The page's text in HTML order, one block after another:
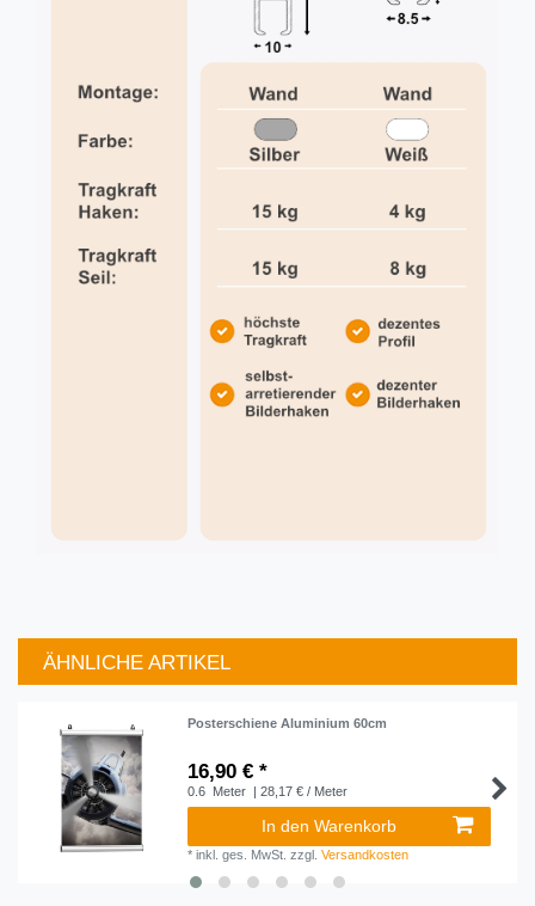
ÄHNLICHE ARTIKEL
Posterschiene Aluminium 60cm
16,90 € *
0.6 Meter | 28,17 € / Meter
In den Warenkorb
*inkl. ges. MwSt. zzgl.Versandkosten